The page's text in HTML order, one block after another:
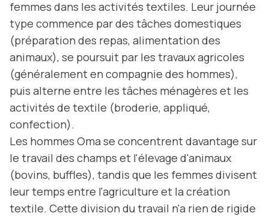
femmes dans les activités textiles. Leur journée
type commence par des tâches domestiques
(préparation des repas, alimentation des
animaux), se poursuit par les travaux agricoles
(généralement en compagnie des hommes),
puis alterne entre les tâches ménagères et les
activités de textile (broderie, appliqué,
confection).
Les hommes Oma se concentrent davantage sur
le travail des champs et l'élevage d'animaux
(bovins, buffles), tandis que les femmes divisent
leur temps entre l'agriculture et la création
textile. Cette division du travail n'a rien de rigide